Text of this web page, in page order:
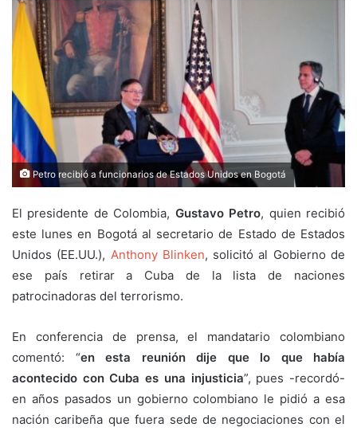
Petro recibió a funcionarios de Estados Unidos en Bogotá
El presidente de Colombia, Gustavo Petro, quien recibió
este lunes en Bogotá al secretario de Estado de Estados
Unidos (EE.UU.), Anthony Blinken, solicitó al Gobierno de
ese país retirar a Cuba de la lista de naciones
patrocinadoras del terrorismo.
En conferencia de prensa, el mandatario colombiano
comentó: “en esta reunión dije que lo que había
acontecido con Cuba es una injusticia”, pues -recordó-
en años pasados un gobierno colombiano le pidió a esa
nación caribeña que fuera sede de negociaciones con el